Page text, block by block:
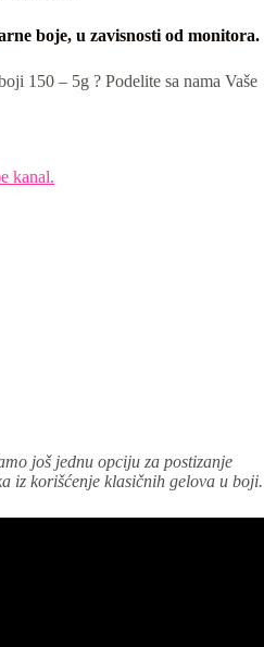
boje, u zavisnosti od monitora.
150 – 5g ? Podelite sa nama Vaše
kanal.
još jednu opciju za postizanje
iz korišćenje klasičnih gelova u boji.